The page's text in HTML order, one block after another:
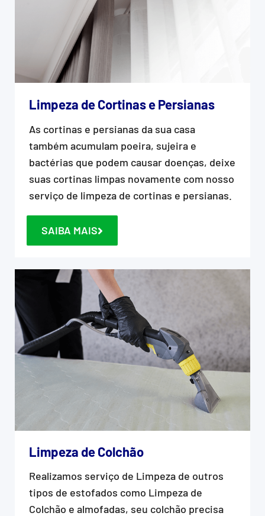
Limpeza de Cortinas e Persianas
As cortinas e persianas da sua casa
também acumulam poeira, sujeira e
bactérias que podem causar doenças, deixe
suas cortinas limpas novamente com nosso
serviço de limpeza de cortinas e persianas.
SAIBA MAIS
Limpeza de Colchão
Realizamos serviço de Limpeza de outros
tipos de estofados como Limpeza de
Colchão e almofadas, seu colchão precisa